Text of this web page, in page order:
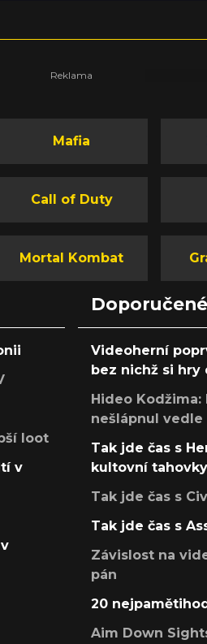
Mafia
Call of Duty
Mortal Kombat
loot
v
Videoherní
bez nichž si
Hideo
nešlápnul vedle
Tak jde čas s
kultovní tahovky
Tak jde čas s
Tak jde čas s
Závislost na
pán
20
Aim Down